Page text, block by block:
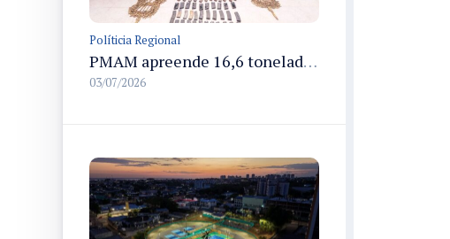
Políticia Regional
PMAM apreende 16,6 toneladas de entorpecentes e registra aumento nas prisões em flagrante e nas capturas de foragidos no primeiro semestre de 2026
03/07/2026